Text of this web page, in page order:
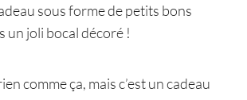
sous forme de petits bons
un joli bocal décoré !
comme ça, mais c’est un cadeau